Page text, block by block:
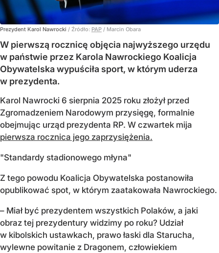
Prezydent Karol Nawrocki / Źródło: PAP / Marcin Obara
W pierwszą rocznicę objęcia najwyższego urzędu
w państwie przez Karola Nawrockiego Koalicja
Obywatelska wypuściła sport, w którym uderza
w prezydenta.
Karol Nawrocki 6 sierpnia 2025 roku złożył przed
Zgromadzeniem Narodowym przysięgę, formalnie
obejmując urząd prezydenta RP. W czwartek mija
pierwsza rocznica jego zaprzysiężenia.
"Standardy stadionowego młyna"
Z tego powodu Koalicja Obywatelska postanowiła
opublikować spot, w którym zaatakowała Nawrockiego.
– Miał być prezydentem wszystkich Polaków, a jaki
obraz tej prezydentury widzimy po roku? Udział
w kibolskich ustawkach, prawo łaski dla Starucha,
wylewne powitanie z Dragonem, człowiekiem